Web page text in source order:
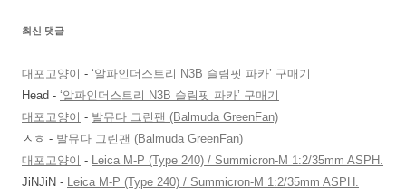
최신 댓글
대포고양이 - ‘알파인더스트리 N3B 슬림핏 파카’ 구매기
Head - ‘알파인더스트리 N3B 슬림핏 파카’ 구매기
대포고양이 - 발뮤다 그린팬 (Balmuda GreenFan)
ㅅㅎ - 발뮤다 그린팬 (Balmuda GreenFan)
대포고양이 - Leica M-P (Type 240) / Summicron-M 1:2/35mm ASPH.
JiNJiN - Leica M-P (Type 240) / Summicron-M 1:2/35mm ASPH.